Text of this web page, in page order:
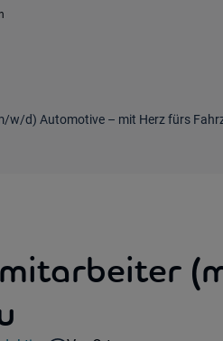
w/d) Automotive – mit Herz fürs